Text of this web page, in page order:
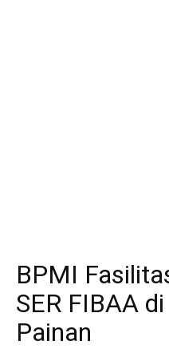
BPMI
SER FIBAA
Painan